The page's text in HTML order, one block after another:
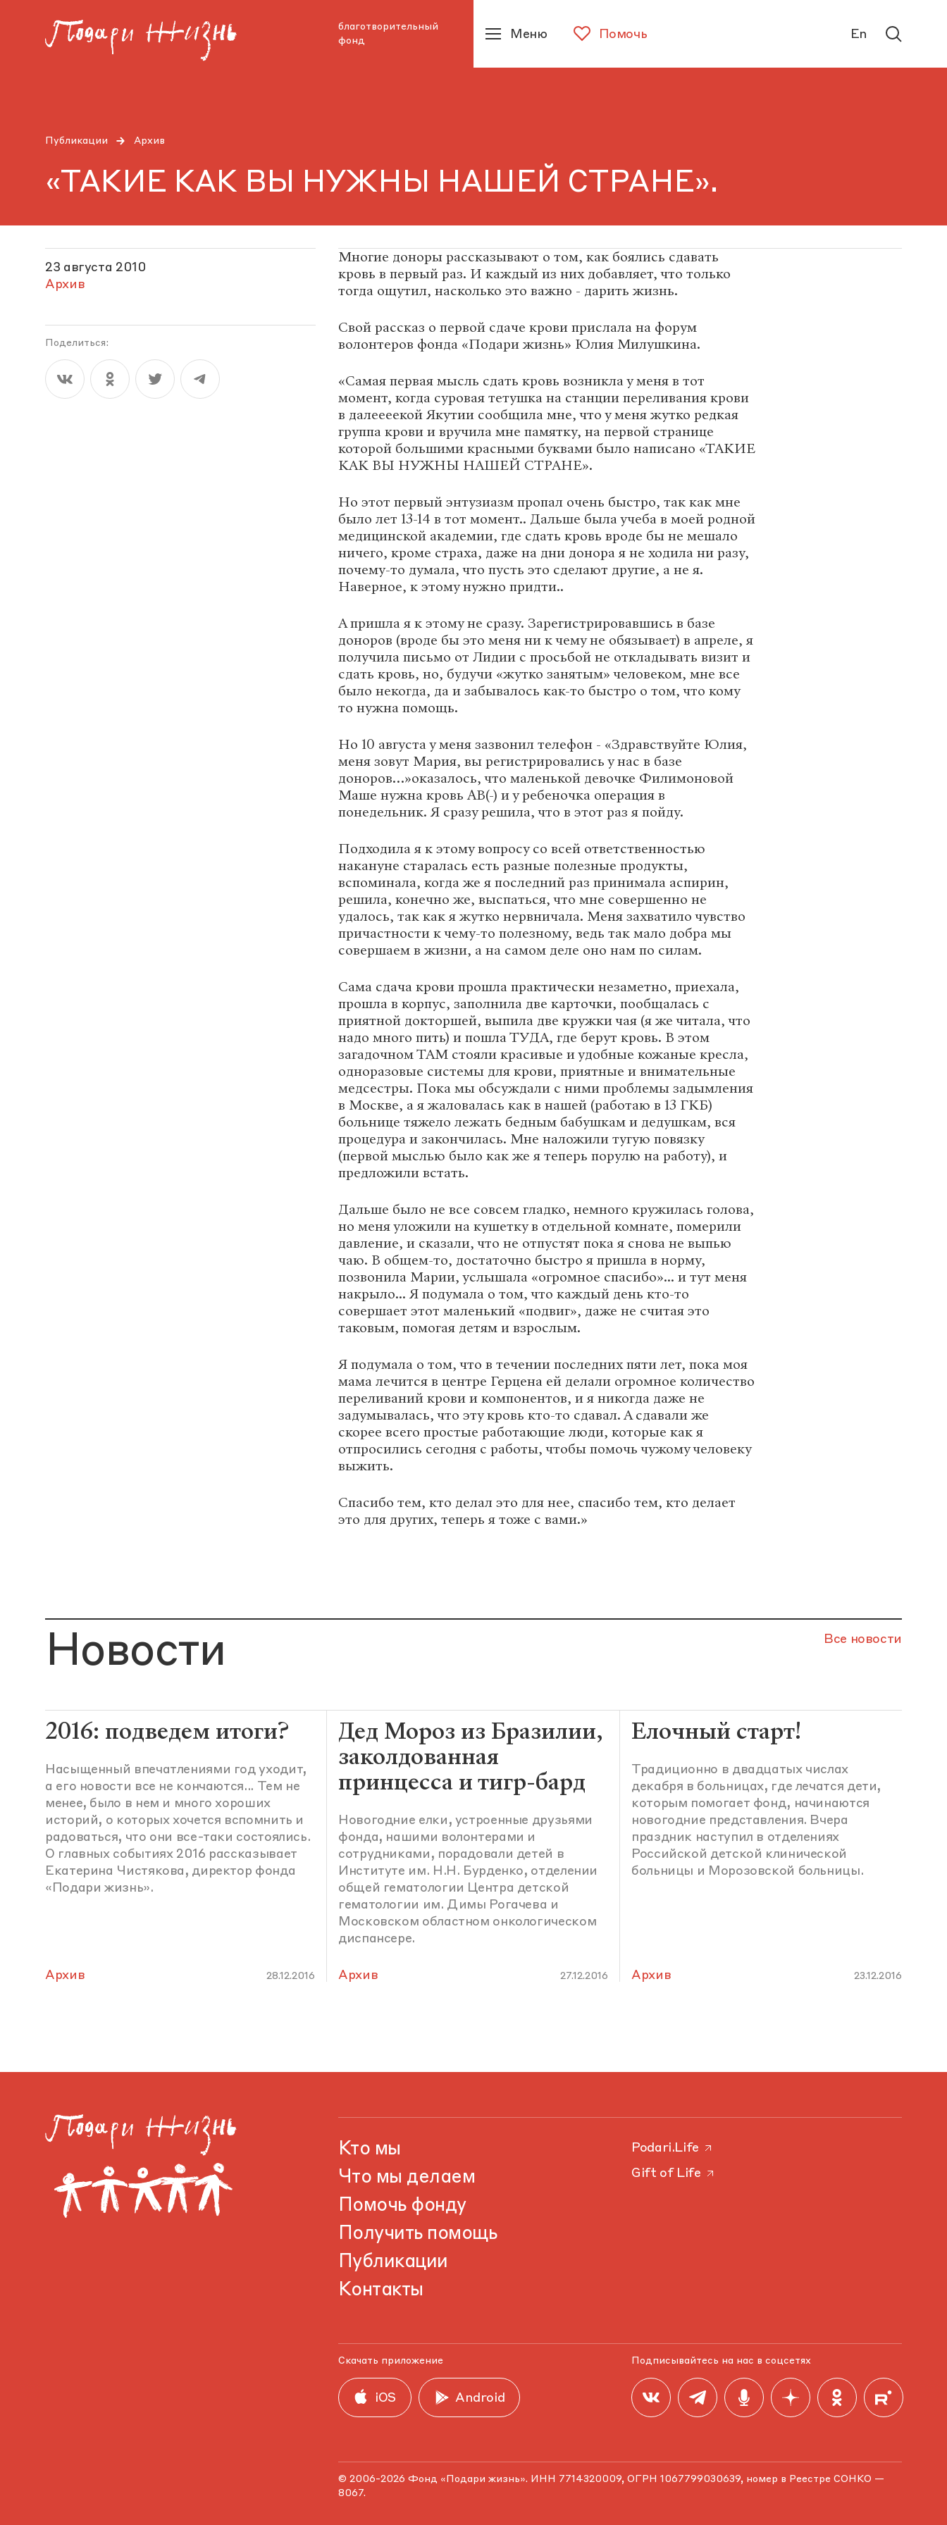
благотворительный
фонд
Помочь
Меню En
Публикации Архив
«ТАКИЕ КАК ВЫ НУЖНЫ НАШЕЙ СТРАНЕ».
23 августа 2010
Архив
Поделиться:
Многие доноры рассказывают о том, как боялись сдавать
кровь в первый раз. И каждый из них добавляет, что только
тогда ощутил, насколько это важно - дарить жизнь.
Свой рассказ о первой сдаче крови прислала на форум
волонтеров фонда «Подари жизнь» Юлия Милушкина.
«Самая первая мысль сдать кровь возникла у меня в тот
момент, когда суровая тетушка на станции переливания крови
в далеееекой Якутии сообщила мне, что у меня жутко редкая
группа крови и вручила мне памятку, на первой странице
которой большими красными буквами было написано «ТАКИЕ
КАК ВЫ НУЖНЫ НАШЕЙ СТРАНЕ».
Но этот первый энтузиазм пропал очень быстро, так как мне
было лет 13-14 в тот момент.. Дальше была учеба в моей родной
медицинской академии, где сдать кровь вроде бы не мешало
ничего, кроме страха, даже на дни донора я не ходила ни разу,
почему-то думала, что пусть это сделают другие, а не я.
Наверное, к этому нужно придти..
А пришла я к этому не сразу. Зарегистрировавшись в базе
доноров (вроде бы это меня ни к чему не обязывает) в апреле, я
получила письмо от Лидии с просьбой не откладывать визит и
сдать кровь, но, будучи «жутко занятым» человеком, мне все
было некогда, да и забывалось как-то быстро о том, что кому
то нужна помощь.
Но 10 августа у меня зазвонил телефон - «Здравствуйте Юлия,
меня зовут Мария, вы регистрировались у нас в базе
доноров…»оказалось, что маленькой девочке Филимоновой
Маше нужна кровь AB(-) и у ребеночка операция в
понедельник. Я сразу решила, что в этот раз я пойду.
Подходила я к этому вопросу со всей ответственностью
накануне старалась есть разные полезные продукты,
вспоминала, когда же я последний раз принимала аспирин,
решила, конечно же, выспаться, что мне совершенно не
удалось, так как я жутко нервничала. Меня захватило чувство
причастности к чему-то полезному, ведь так мало добра мы
совершаем в жизни, а на самом деле оно нам по силам.
Сама сдача крови прошла практически незаметно, приехала,
прошла в корпус, заполнила две карточки, пообщалась с
приятной докторшей, выпила две кружки чая (я же читала, что
надо много пить) и пошла ТУДА, где берут кровь. В этом
загадочном ТАМ стояли красивые и удобные кожаные кресла,
одноразовые системы для крови, приятные и внимательные
медсестры. Пока мы обсуждали с ними проблемы задымления
в Москве, а я жаловалась как в нашей (работаю в 13 ГКБ)
больнице тяжело лежать бедным бабушкам и дедушкам, вся
процедура и закончилась. Мне наложили тугую повязку
(первой мыслью было как же я теперь порулю на работу), и
предложили встать.
Дальше было не все совсем гладко, немного кружилась голова,
но меня уложили на кушетку в отдельной комнате, померили
давление, и сказали, что не отпустят пока я снова не выпью
чаю. В общем-то, достаточно быстро я пришла в норму,
позвонила Марии, услышала «огромное спасибо»... и тут меня
накрыло... Я подумала о том, что каждый день кто-то
совершает этот маленький «подвиг», даже не считая это
таковым, помогая детям и взрослым.
Я подумала о том, что в течении последних пяти лет, пока моя
мама лечится в центре Герцена ей делали огромное количество
переливаний крови и компонентов, и я никогда даже не
задумывалась, что эту кровь кто-то сдавал. А сдавали же
скорее всего простые работающие люди, которые как я
отпросились сегодня с работы, чтобы помочь чужому человеку
выжить.
Спасибо тем, кто делал это для нее, спасибо тем, кто делает
это для других, теперь я тоже с вами.»
Новости Все новости
2016: подведем итоги?
Насыщенный впечатлениями год уходит,
а его новости все не кончаются... Тем не
менее, было в нем и много хороших
историй, о которых хочется вспомнить и
радоваться, что они все-таки состоялись.
О главных событиях 2016 рассказывает
Екатерина Чистякова, директор фонда
«Подари жизнь».
Архив 28.12.2016
Дед Мороз из Бразилии,
заколдованная
принцесса и тигр-бард
Новогодние елки, устроенные друзьями
фонда, нашими волонтерами и
сотрудниками, порадовали детей в
Институте им. Н.Н. Бурденко, отделении
общей гематологии Центра детской
гематологии им. Димы Рогачева и
Московском областном онкологическом
диспансере.
Архив 27.12.2016
Елочный старт!
Традиционно в двадцатых числах
декабря в больницах, где лечатся дети,
которым помогает фонд, начинаются
новогодние представления. Вчера
праздник наступил в отделениях
Российской детской клинической
больницы и Морозовской больницы.
Архив 23.12.2016
Кто мы
Что мы делаем
Помочь фонду
Получить помощь
Публикации
Контакты
Podari.Life
Gift of Life
Скачать приложение
iOS Android
Подписывайтесь на нас в соцсетях
© 2006-2026 Фонд «Подари жизнь». ИНН 7714320009, ОГРН 1067799030639, номер в Реестре СОНКО —
8067.